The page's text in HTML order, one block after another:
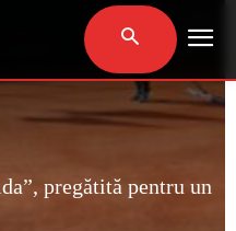
pregătită pentru un